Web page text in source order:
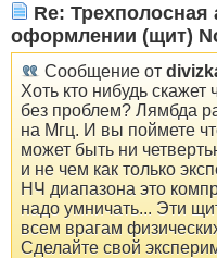
Re: Трехполосная
оформлении (щит)
Сообщение от
Хоть кто нибудь скажет
без проблем? Лямбда
на Мгц. И вы поймете
может быть ни
и не чем как только
НЧ диапазона это
надо умничать... Эти
всем врагам
Сделайте свой